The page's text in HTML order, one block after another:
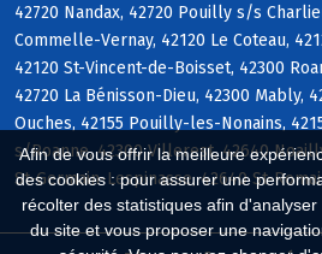
Afin de vous offrir la meilleure
des cookies : pour assurer une
récolter des statistiques afin
du site et vous proposer une
42720 Nandax, 42720 Pouilly s/s
Commelle-Vernay, 42120 Le Coteau,
42120 St-Vincent-de-Boisset, 42300
42720 La Bénisson-Dieu, 42300 Mably,
Ouches, 42155 Pouilly-les-Nonains,
s/Roanne, 42300 Villerest, 42640
St-Germain-Lespinasse, 42640 St-